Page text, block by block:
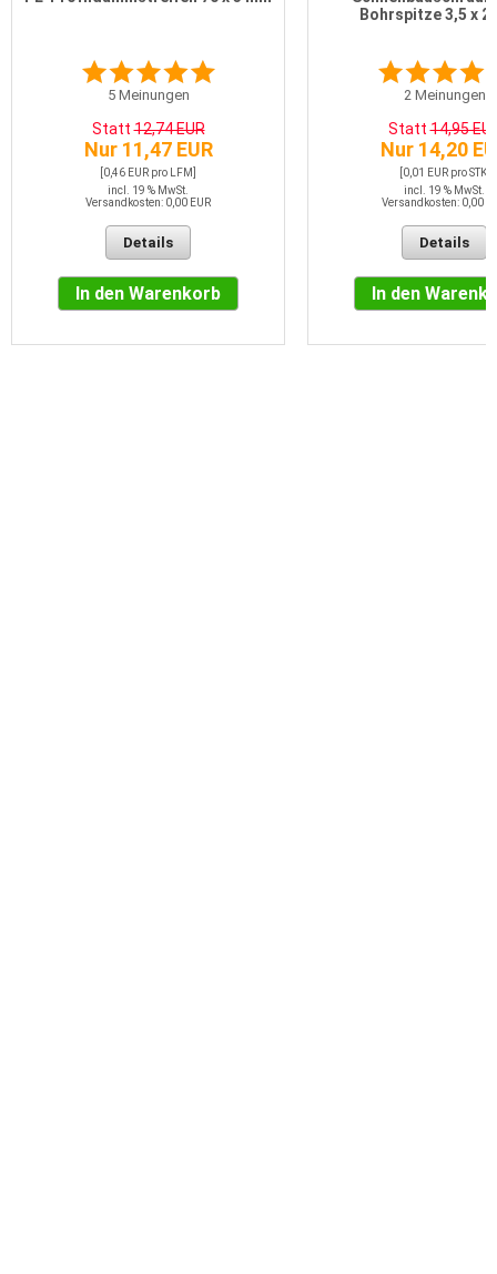
5Meinungen
Statt12,74 EUR
Nur 11,47 EUR
[0,46 EUR pro LFM]
incl. 19 % MwSt.
Versandkosten: 0,00 EUR
Details
In den Warenkorb
Bohrspitze 3,5 x
2Meinungen
Statt14,95
Nur 14,20
[0,01 EUR pro STK]
incl. 19 % MwSt.
Versandkosten: 0,00
Details
In den